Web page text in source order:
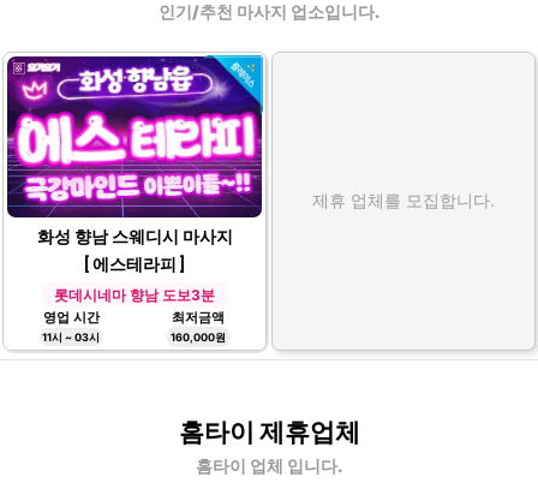
인기/추천 마사지 업소입니다.
화성 향남 스웨디시 마사지
[ 에스테라피 ]
롯데시네마 향남 도보3분
영업 시간
11시 ~ 03시
최저금액
160,000원
제휴 업체를 모집합니다.
홈타이 제휴업체
홈타이 업체 입니다.